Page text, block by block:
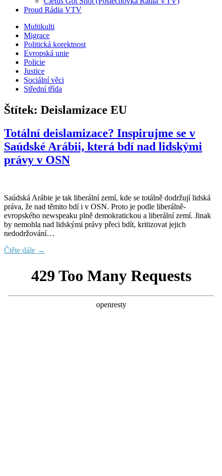
Proud Rádia VTV
Sub
menu
Multikulti
Migrace
Politická korektnost
Evropská unie
Policie
Justice
Sociální věci
Střední třída
Štítek: Deislamizace EU
Totální deislamizace? Inspirujme se v
Saúdské Arábii, která bdí nad lidskými
právy v OSN
Saúdská Arábie je tak liberální zemí, kde se totálně dodržují lidská
práva, že nad těmito bdí i v OSN. Proto je podle liberálně-
evropského newspeaku plně demokratickou a liberální zemí. Jinak
by nemohla nad lidskými právy přeci bdít, kritizovat jejich
nedodržování…
Čtěte dále →